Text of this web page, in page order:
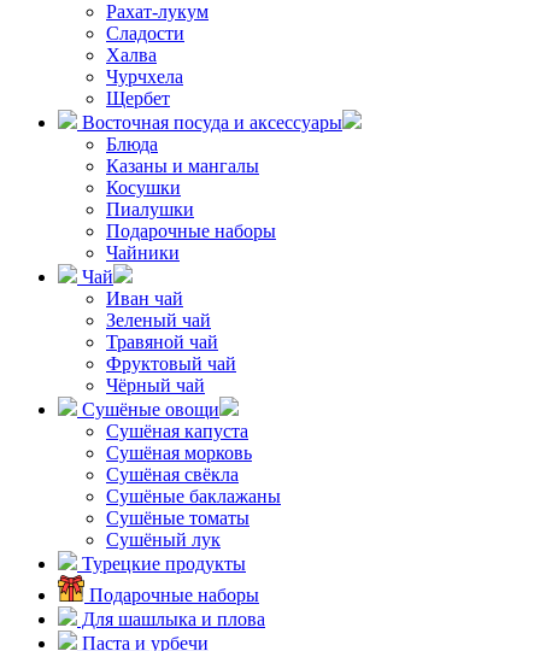
Рахат-лукум
Сладости
Халва
Чурчхела
Щербет
Восточная посуда и аксессуары
Блюда
Казаны и мангалы
Косушки
Пиалушки
Подарочные наборы
Чайники
Чай
Иван чай
Зеленый чай
Травяной чай
Фруктовый чай
Чёрный чай
Сушёные овощи
Сушёная капуста
Сушёная морковь
Сушёная свёкла
Сушёные баклажаны
Сушёные томаты
Сушёный лук
Турецкие продукты
Подарочные наборы
Для шашлыка и плова
Паста и урбечи